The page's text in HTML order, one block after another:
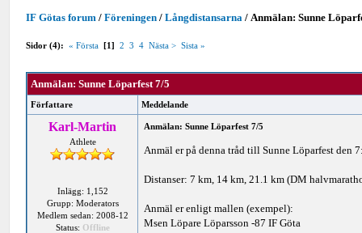
IF Götas forum /Föreningen /Långdistansarna /Anmälan: Sunne
Sidor (4): « Första [1] 2 3 4 Nästa > Sista »
Anmälan: Sunne Löparfest 7/5
Författare Meddelande
Karl-Martin
Athlete
Inlägg: 1,152
Grupp: Moderators
Medlem sedan: 2008-12
Status: Offline
Anmälan: Sunne Löparfest 7/5
Anmäl er på denna tråd till Sunne Löparfest den
Distanser: 7 km, 14 km, 21.1 km (DM
Anmäl er enligt mallen (exempel):
Msen Löpare Löparsson -87 IF Göta